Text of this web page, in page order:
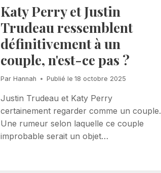
Katy Perry et Justin
Trudeau ressemblent
définitivement à un
couple, n'est-ce pas ?
Par Hannah Publié le 18 octobre 2025
Justin Trudeau et Katy Perry
certainement regarder comme un couple.
Une rumeur selon laquelle ce couple
improbable serait un objet…